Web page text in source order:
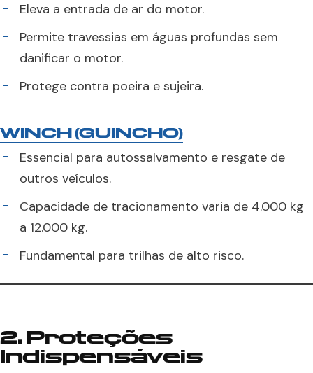
Eleva a entrada de ar do motor.
Permite travessias em águas profundas sem
danificar o motor.
Protege contra poeira e sujeira.
WINCH (GUINCHO)
Essencial para autossalvamento e resgate de
outros veículos.
Capacidade de tracionamento varia de 4.000 kg
a 12.000 kg.
Fundamental para trilhas de alto risco.
2. Proteções
Indispensáveis